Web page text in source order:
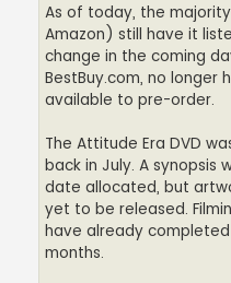
As of today, the
Amazon) still have it
change in the coming
BestBuy.com, no longer
available to pre-order.
The Attitude Era DVD
back in July. A synopsis
date allocated, but
yet to be released.
have already
months.